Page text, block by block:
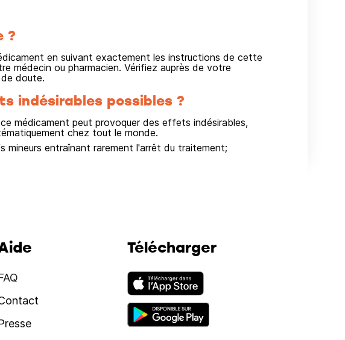
?
en suivant exactement les instructions de cette
médecin ou pharmacien. Vérifiez auprès de votre
doute.
indésirables possibles ?
médicament peut provoquer des effets indésirables,
chez tout le monde.
mineurs entraînant rarement l'arrêt du traitement;
Télécharger